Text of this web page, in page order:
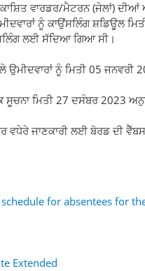
ਵਾਰਡਰ/ਮੈਟਰਨ (ਜੇਲਾਂ)
ਨੂੰ ਕਾਉਂਸਲਿੰਗ ਸ਼ਡਿਊਲ
ਲਈ ਸੱਦਿਆ ਗਿਆ ਸੀ।
ਨੂੰ ਮਿਤੀ 05 ਜਨਵਰੀ
ਮਿਤੀ 27 ਦਸੰਬਰ 2023
ਵਧੇਰੇ ਜਾਣਕਾਰੀ ਲਈ ਬੋਰਡ ਦੀ
for absentees for
Extended